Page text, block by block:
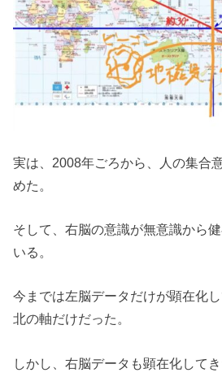
実は、2008年ごろから、人の集合
めた。
そして、右脳の意識が無意識から
いる。
今までは左脳データだけが顕在化
北の軸だけだった。
しかし、右脳データも顕在化して